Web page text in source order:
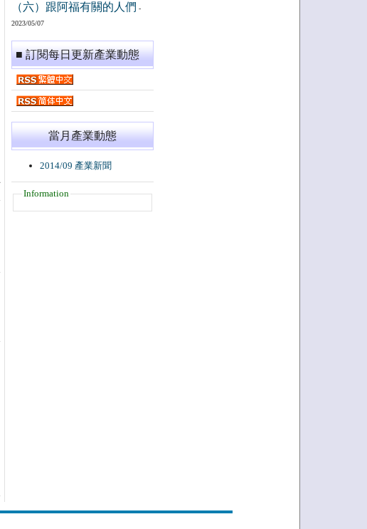
（六）跟阿福有關的人們 -
2023/05/07
■ 訂閱每日更新產業動態
當月產業動態
2014/09 產業新聞
Information